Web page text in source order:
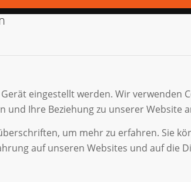
eingestellt werden. Wir verwenden
Ihre Beziehung zu unserer Website
um mehr zu erfahren. Sie
auf unseren Websites und auf die